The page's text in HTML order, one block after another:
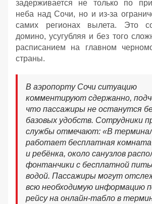
задерживается не только по
неба над Сочи, но и из-за
самих регионах вылета. Это
домино, усугубляя и без того
расписанием на главном
страны.
В аэропорту Сочи ситуацию
комментируют сдержанно,
что пассажиры не останутся
базовых удобств. Сотрудники
службы отмечают: «В
работает бесплатная
и ребёнка, около санузлов
фонтанчики с бесплатной
водой. Пассажиры могут
всю необходимую информацию
рейсу на онлайн-табло в